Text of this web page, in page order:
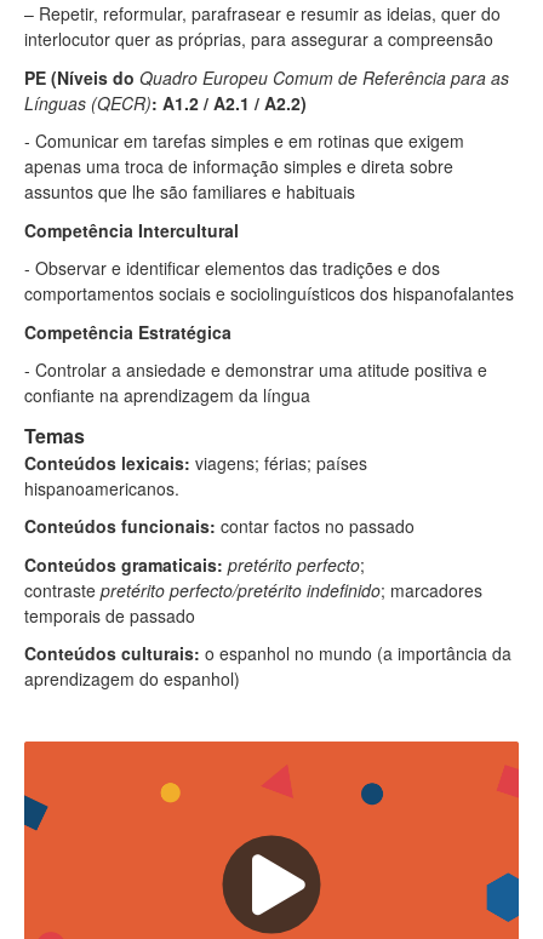
– Repetir, reformular, parafrasear e resumir as ideias, quer do
interlocutor quer as próprias, para assegurar a compreensão
PE (Níveis do Quadro Europeu Comum de Referência para as
Línguas (QECR): A1.2 / A2.1 / A2.2)
- Comunicar em tarefas simples e em rotinas que exigem
apenas uma troca de informação simples e direta sobre
assuntos que lhe são familiares e habituais
Competência Intercultural
- Observar e identificar elementos das tradições e dos
comportamentos sociais e sociolinguísticos dos hispanofalantes
Competência Estratégica
- Controlar a ansiedade e demonstrar uma atitude positiva e
confiante na aprendizagem da língua
Temas
Conteúdos lexicais: viagens; férias; países
hispanoamericanos.
Conteúdos funcionais: contar factos no passado
Conteúdos gramaticais: pretérito perfecto;
contraste pretérito perfecto/pretérito indefinido; marcadores
temporais de passado
Conteúdos culturais: o espanhol no mundo (a importância da
aprendizagem do espanhol)